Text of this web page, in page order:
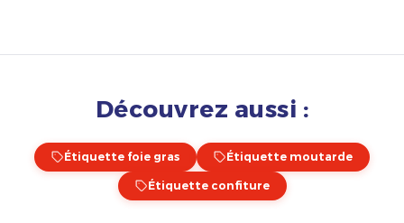
Découvrez aussi :
Étiquette foie gras Étiquette moutarde
Étiquette confiture